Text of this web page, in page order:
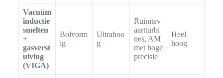
Vacuüm
inductie
smelten
+
gasverst
uiving
(VIGA)
Bolvorm
ig
Ultrahoo
g
Ruimtev
aartturbi
nes, AM
met hoge
precisie
Heel
hoog